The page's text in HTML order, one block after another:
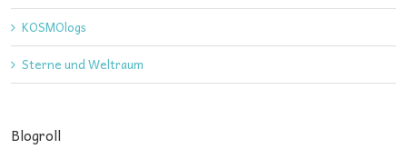
KOSMOlogs
Sterne und Weltraum
Blogroll